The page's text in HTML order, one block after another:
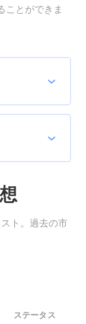
ことができま
ト。過去の市
ステータス